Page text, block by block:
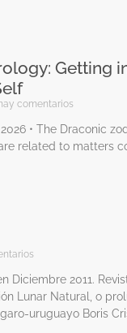
Getting
comentarios
• The Draconic
related to matters
Diciembre 2011.
Lunar Natural, o
uruguayo Boris